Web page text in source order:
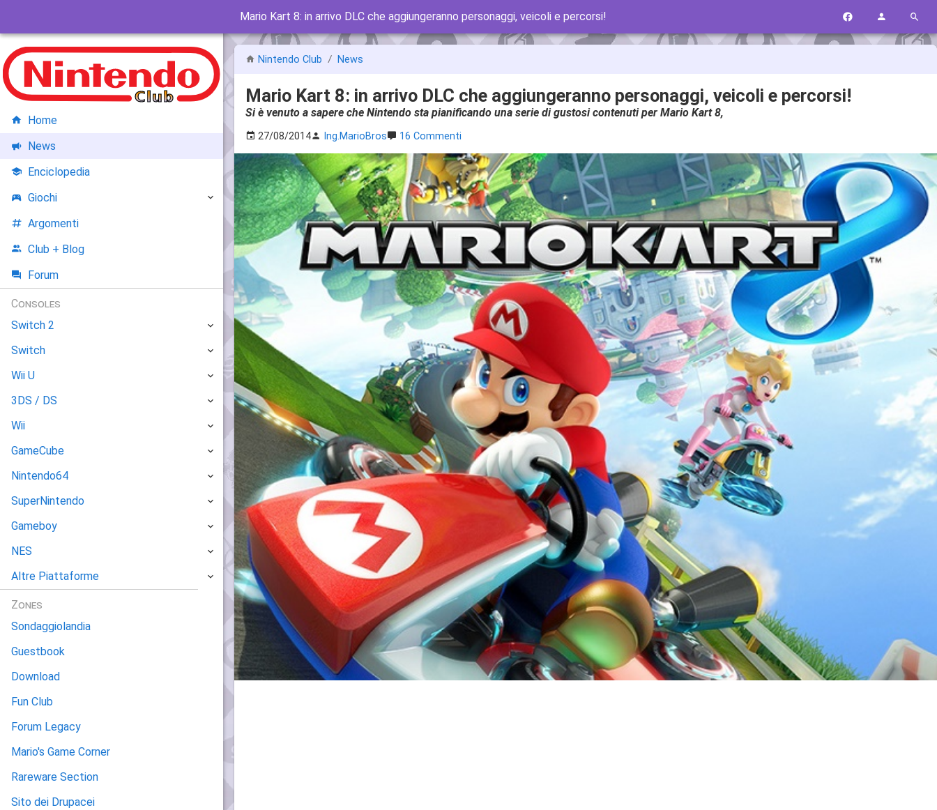
Mario Kart 8: in arrivo DLC che aggiungeranno personaggi, veicoli e percorsi!
Nintendo Club News
Mario Kart 8: in arrivo DLC che aggiungeranno personaggi, veicoli e percorsi!
Si è venuto a sapere che Nintendo sta pianificando una serie di gustosi contenuti per Mario Kart 8,
27/08/2014 Ing.MarioBros 16 Commenti
Home
News
Enciclopedia
Giochi
Argomenti
Club + Blog
Forum
Consoles
Switch 2
Switch
Wii U
3DS / DS
Wii
GameCube
Nintendo64
SuperNintendo
Gameboy
NES
Altre Piattaforme
Zones
Sondaggiolandia
Guestbook
Download
Fun Club
Forum Legacy
Mario's Game Corner
Rareware Section
Sito dei Drupacei